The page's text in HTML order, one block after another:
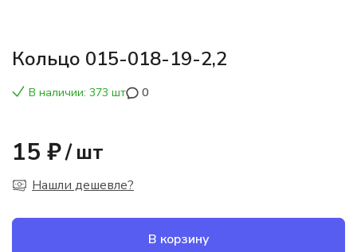
Кольцо 015-018-19-2,2
В наличии: 373 шт 0
15 ₽/ шт
Нашли дешевле?
В корзину